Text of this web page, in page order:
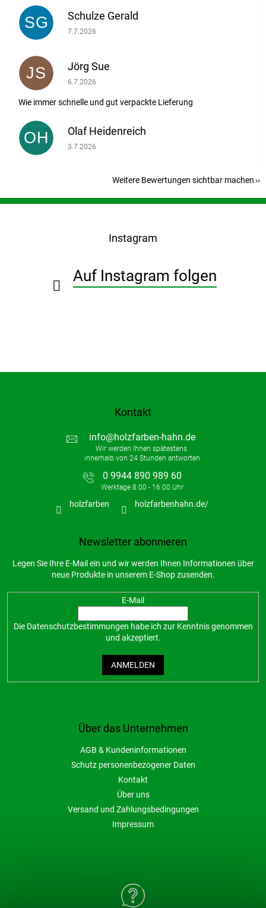
SG Schulze Gerald
Die Shop-Bewertung beträgt 5 von 5 Sternen.
7.7.2026
JS Jörg Sue
Die Shop-Bewertung beträgt 5 von 5 Sternen.
6.7.2026
Wie immer schnelle und gut verpackte Lieferung
OH Olaf Heidenreich
Die Shop-Bewertung beträgt 5 von 5 Sternen.
3.7.2026
Weitere Bewertungen sichtbar machen
F
Über das Unternehmen
AGB & Kundeninformationen
Schutz personenbezogener Daten
Kontakt
Über uns
Versand und Zahlungsbedingungen
Impressum
Instagram
Auf Instagram folgen
Kontakt
info@holzfarben-hahn.de
0 9944 890 989 60
holzfarben holzfarbenhahn.de/
Newsletter abonnieren
Legen Sie Ihre E-Mail ein und wir werden Ihnen Informationen über
neue Produkte in unserem E-Shop zusenden.
E-Mail
Die Datenschutzbestimmungen habe ich zur Kenntnis genommen
und akzeptiert.
ANMELDEN